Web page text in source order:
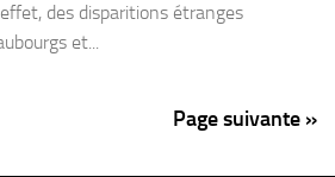
des disparitions étranges
et...
Page suivante »